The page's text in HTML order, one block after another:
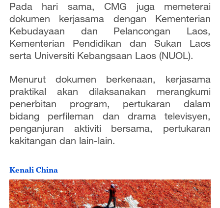
Pada hari sama, CMG juga memeterai
dokumen kerjasama dengan Kementerian
Kebudayaan dan Pelancongan Laos,
Kementerian Pendidikan dan Sukan Laos
serta Universiti Kebangsaan Laos (NUOL).
Menurut dokumen berkenaan, kerjasama
praktikal akan dilaksanakan merangkumi
penerbitan program, pertukaran dalam
bidang perfileman dan drama televisyen,
penganjuran aktiviti bersama, pertukaran
kakitangan dan lain-lain.
Kenali China